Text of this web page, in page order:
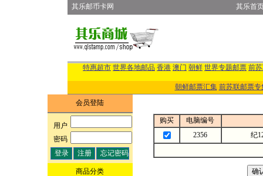
其乐邮币卡网 其乐首
特惠超市 世界各地邮品 香港 澳门 朝鲜 世界专题邮票 前
朝鲜邮票汇集 前苏联邮票专
会员登陆
用户:
密码:
商品分类
购买
电脑编号
2356
纪